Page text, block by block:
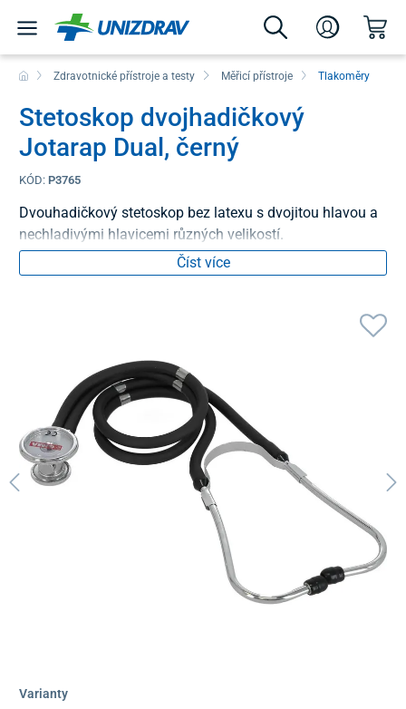
Zdravotnické přístroje a testy Měřicí přístroje Tlakoměry
Stetoskop dvojhadičkový
Jotarap Dual, černý
KÓD: P3765
Dvouhadičkový stetoskop bez latexu s dvojitou hlavou a
nechladivými hlavicemi různých velikostí.
Číst více
Varianty